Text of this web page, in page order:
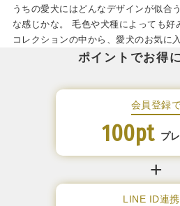
うちの愛犬にはどんなデザインが似合
な感じかな。 毛色や犬種によっても
コレクションの中から、愛犬のお気に
ポイントでお得
会員登録
100pt プ
LINE ID連